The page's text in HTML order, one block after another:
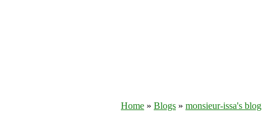
Home » Blogs » monsieur-issa's blog